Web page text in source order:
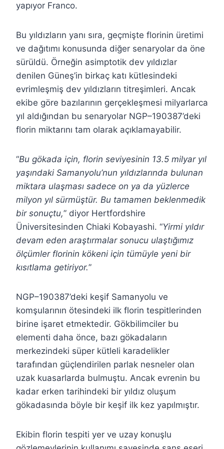
yapıyor Franco.
Bu yıldızların yanı sıra, geçmişte florinin üretimi
ve dağıtımı konusunda diğer senaryolar da öne
sürüldü. Örneğin asimptotik dev yıldızlar
denilen Güneş’in birkaç katı kütlesindeki
evrimleşmiş dev yıldızların titreşimleri. Ancak
ekibe göre bazılarının gerçekleşmesi milyarlarca
yıl aldığından bu senaryolar NGP–190387’deki
florin miktarını tam olarak açıklamayabilir.
“Bu gökada için, florin seviyesinin 13.5 milyar yıl
yaşındaki Samanyolu’nun yıldızlarında bulunan
miktara ulaşması sadece on ya da yüzlerce
milyon yıl sürmüştür. Bu tamamen beklenmedik
bir sonuçtu,” diyor Hertfordshire
Üniversitesinden Chiaki Kobayashi. “Yirmi yıldır
devam eden araştırmalar sonucu ulaştığımız
ölçümler florinin kökeni için tümüyle yeni bir
kısıtlama getiriyor.”
NGP–190387’deki keşif Samanyolu ve
komşularının ötesindeki ilk florin tespitlerinden
birine işaret etmektedir. Gökbilimciler bu
elementi daha önce, bazı gökadaların
merkezindeki süper kütleli karadelikler
tarafından güçlendirilen parlak nesneler olan
uzak kuasarlarda bulmuştu. Ancak evrenin bu
kadar erken tarihindeki bir yıldız oluşum
gökadasında böyle bir keşif ilk kez yapılmıştır.
Ekibin florin tespiti yer ve uzay konuşlu